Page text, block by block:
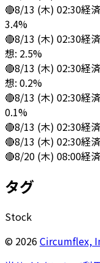
🔴8/13 (木) 02:30経
3.4%
🔴8/13 (木) 02:30経
想: 2.5%
🔴8/13 (木) 02:30経
想: 0.2%
🔴8/13 (木) 02:30経
0.1%
🔴8/13 (木) 02:30経
🔴8/13 (木) 02:30経
🔴8/20 (木) 08:00経
タグ
Stock
© 2026Circumflex,